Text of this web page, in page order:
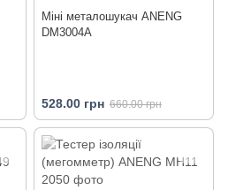
Міні металошукач ANENG
DM3004A
528.00 грн 660.00 грн